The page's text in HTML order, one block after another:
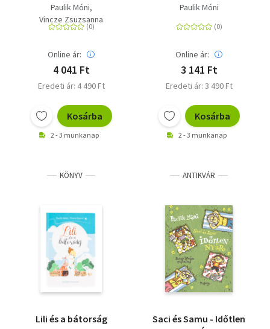
Paulik Móni
Vincze Zsuzsanna
Online ár:
4 041 Ft
Eredeti ár: 4 490 Ft
Kosárba
2 - 3 munkanap
Paulik Móni
Online ár:
3 141 Ft
Eredeti ár: 3 490 Ft
Kosárba
2 - 3 munkanap
KÖNYV
Lili és a bátorság
ANTIKVÁR
Saci és Samu - Időtlen